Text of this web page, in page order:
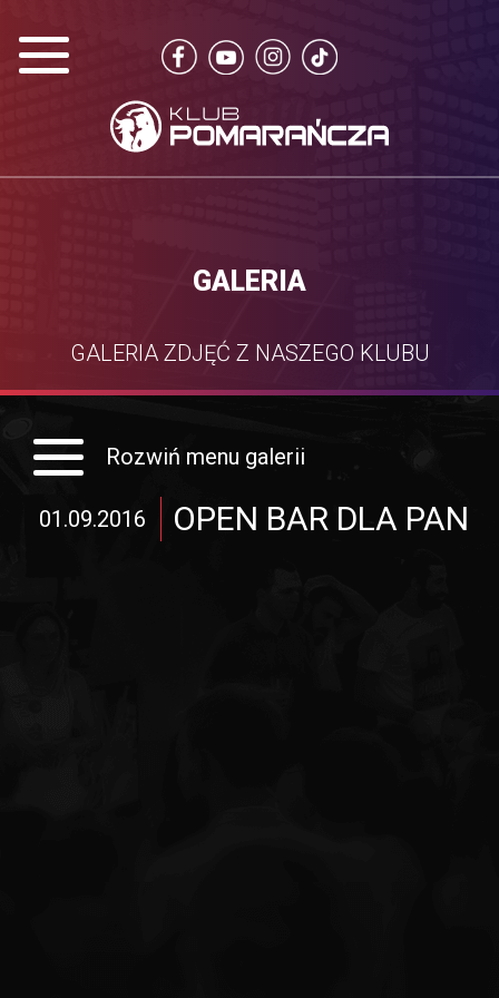
GALERIA
GALERIA ZDJĘĆ Z NASZEGO KLUBU
Rozwiń menu galerii
01.09.2016 OPEN BAR DLA PAN